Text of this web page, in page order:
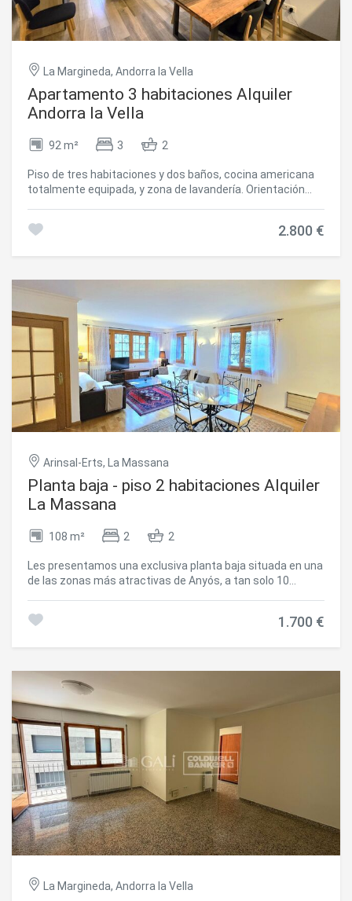
La Margineda, Andorra la Vella
Apartamento 3 habitaciones Alquiler
Andorra la Vella
92 m² 3 2
Piso de tres habitaciones y dos baños, cocina americana
totalmente equipada, y zona de lavandería. Orientación
del contrato hasta un máximo de un año.~A destacar:~-
parquet en todas las estancias~- iluminación por led~-
Certificado energetico B~- plaza de parking de 12,58 m2~-
equipado.~Consultar disponibilidad y condiciones.~
#ref:05213/5210
2.800 €
Arinsal-Erts, La Massana
Planta baja - piso 2 habitaciones Alquiler
La Massana
108 m² 2 2
Les presentamos una exclusiva planta baja situada en una
de las zonas más atractivas de Anyós, a tan solo 10
ofreciendo un entorno ideal tanto como residencia
m2 y cuenta con un parking privado tipo box con acceso
directo al interior del piso, una característica poco habitual
que aporta gran confort y seguridad.~~Gracias a su
orientación suroeste, el inmueble goza de sol y luz natural
durante prácticamente todo el día. Al ser una vivienda
esquinera y totalmente exterior, todas las estancias
disfrutan de vistas despejadas y una agradable sensación
de amplitud.~El salón-comedor, amplio y muy luminoso,
dispone de tres ventanales una al sur y dos al oeste que
inundan el espacio de luz y calidez. La cocina, de estilo
americano, se integra perfectamente en la zona de día y
está totalmente equipada, con mobiliario de roble macizo
de gran calidad.~La zona de noche se compone de dos
orientadas al oeste, y una suite principal con una
excelente capacidad de almacenamiento gracias a sus
1.700 €
La Margineda, Andorra la Vella
Modificar cookies